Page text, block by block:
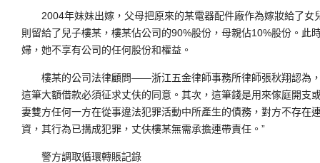
2004年妹妹出嫁，父母把原來的某電器配件廠作為嫁妝給了女
則留給了兒子樓某，樓某佔公司的90%股份，母親佔10%股份。此
婦，她不享有公司的任何股份和權益。
樓某的公司法律顧問――浙江五金律師事務所律師張秋翔認為，
這筆大額借款必須征求丈伕的同意。其次，這筆錢是用來傢庭開支
妻雙方任何一方在從事違法犯罪活動中所產生的債務，對方不存在
資，其行為已搆成犯罪，丈伕樓某無需承擔連帶責任。”
警方調取循環轉賬記錄